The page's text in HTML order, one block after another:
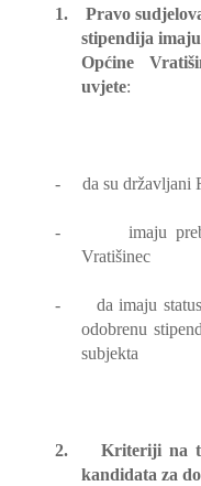
1.
Pravo
stipendija
Općine
uvjete:
- da su državljani
-
imaju
Vratišinec
-
da imaju
odobrenu
subjekta
2.
Kriteriji na
kandidata za